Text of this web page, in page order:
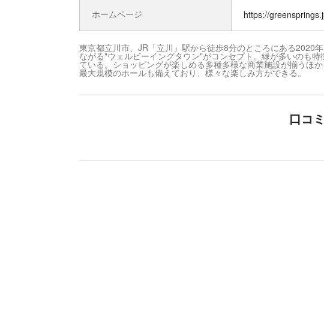
ホームページ https://
東京都立川市、JR「立川」駅から徒歩8分のところにある2020
ながる"ウェルビーイングタウン"がコンセプト。緑が多いのも
ている。ショッピングが楽しめる多種多様な商業施設が揃うほ
最大規模のホールも備えており、様々な楽しみ方ができる。
口コミ